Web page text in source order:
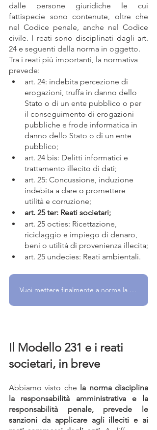
dalle persone giuridiche le cui
fattispecie sono contenute, oltre che
nel Codice penale, anche nel Codice
civile. I reati sono disciplinati dagli art.
24 e seguenti della norma in oggetto.
Tra i reati più importanti, la normativa
prevede:
art. 24: indebita percezione di
erogazioni, truffa in danno dello
Stato o di un ente pubblico o per
il conseguimento di erogazioni
pubbliche e frode informatica in
danno dello Stato o di un ente
pubblico;
art. 24 bis: Delitti informatici e
trattamento illecito di dati;
art. 25: Concussione, induzione
indebita a dare o promettere
utilità e corruzione;
art. 25 ter: Reati societari;
art. 25 octies: Ricettazione,
riciclaggio e impiego di denaro,
beni o utilità di provenienza illecita;
art. 25 undecies: Reati ambientali.
Vuoi mettere finalmente a norma la tua azienda? Parlane con noi!
Il Modello 231 e i reati
societari, in breve
Abbiamo visto che la norma disciplina
la responsabilità amministrativa e la
responsabilità penale, prevede le
sanzioni da applicare agli illeciti e ai